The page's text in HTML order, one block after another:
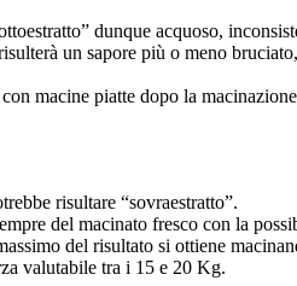
dunque acquoso,
un sapore più o meno
macine piatte dopo la
risultare “sovraestratto”.
del macinato fresco con la
del risultato si ottiene
valutabile tra i 15 e 20 Kg.